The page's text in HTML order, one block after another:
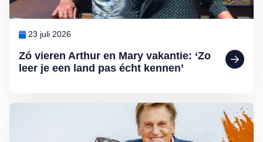
Zó vieren Arthur en Mary vakantie: ‘Zo
leer je een land pas écht kennen’
23 juli 2026
Lees meer over Lia en Henny al 53 jaar een stel: ‘Als jij er niet